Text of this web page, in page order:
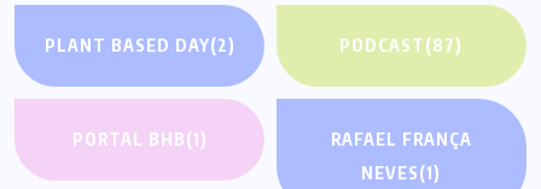
PLANT BASED DAY(2) PODCAST(87)
PORTAL BHB(1)
RAFAEL FRANÇA
NEVES(1)